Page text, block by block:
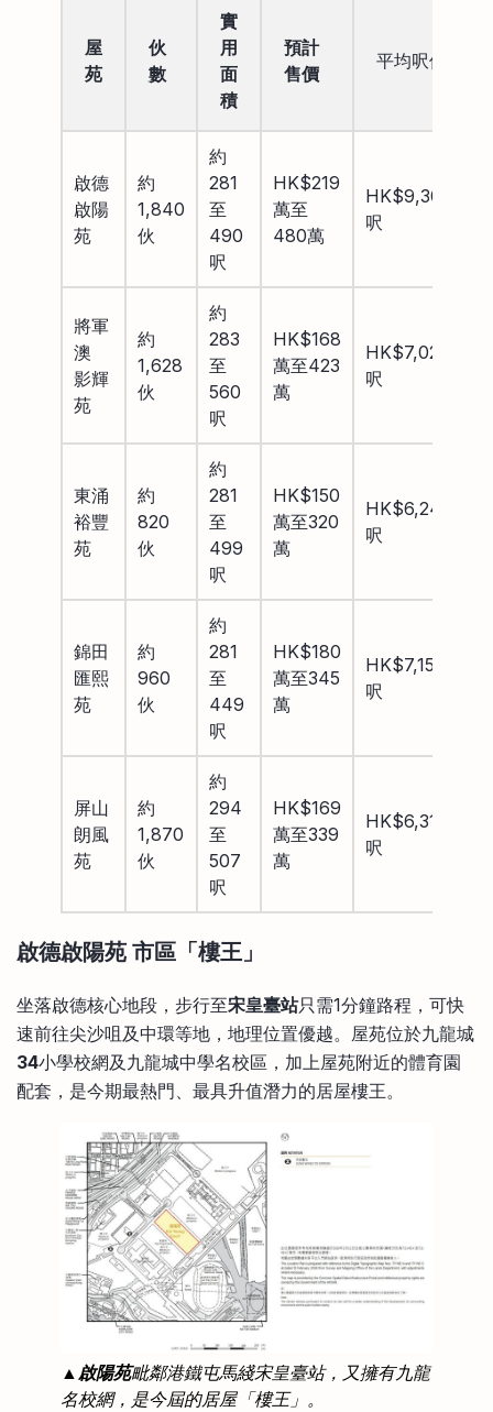
屋
苑
伙
數
實
用
面
積
預計
售價
平均呎價
啟德
啟陽
苑
約
1,840
伙
約
281
至
490
呎
HK$219
萬至
480萬
HK$9,300/
呎
將軍
澳
影輝
苑
約
1,628
伙
約
283
至
560
呎
HK$168
萬至423
萬
HK$7,020/
呎
東涌
裕豐
苑
約
820
伙
約
281
至
499
呎
HK$150
萬至320
萬
HK$6,240/
呎
錦田
匯熙
苑
約
960
伙
約
281
至
449
呎
HK$180
萬至345
萬
HK$7,150/
呎
屏山
朗風
苑
約
1,870
伙
約
294
至
507
呎
HK$169
萬至339
萬
HK$6,310/
呎
啟德啟陽苑 市區「樓王」
坐落啟德核心地段，步行至宋皇臺站只需1分鐘路程，可快
速前往尖沙咀及中環等地，地理位置優越。屋苑位於九龍城
34小學校網及九龍城中學名校區，加上屋苑附近的體育園
配套，是今期最熱門、最具升值潛力的居屋樓王。
▲啟陽苑毗鄰港鐵屯馬綫宋皇臺站，又擁有九龍
名校網，是今屆的居屋「樓王」。